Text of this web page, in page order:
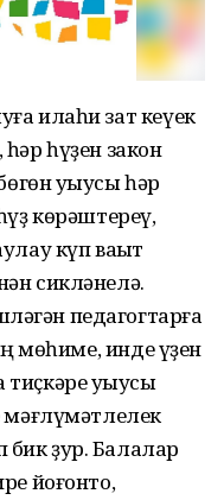
илаһи зат кеүек
һүҙен закон
уҡыусы һәр
көрәштереү,
күп ваҡыт
сикләнелә.
педагогтарға
мөһиме, инде үҙен
уҡыусы
мәғлүмәтлелек
бик ҙур. Балалар
йоғонто,